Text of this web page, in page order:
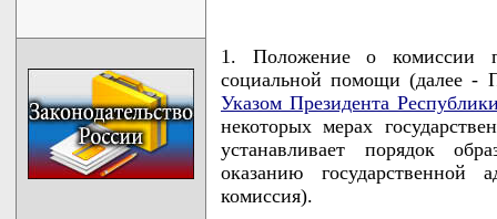
1. Положение о комиссии
социальной помощи (далее -
Указом Президента
некоторых мерах
устанавливает порядок
оказанию
комиссия).